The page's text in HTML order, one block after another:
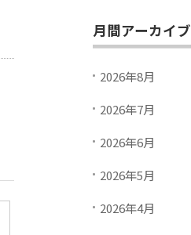
月間アーカイブ
2026年8月
2026年7月
2026年6月
2026年5月
2026年4月